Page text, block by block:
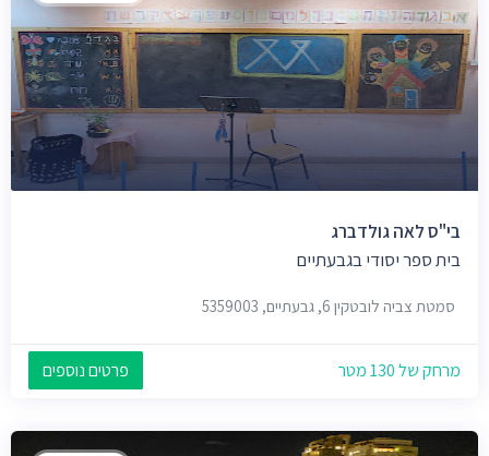
בי"ס לאה גולדברג
בית ספר יסודי בגבעתיים
סמטת צביה לובטקין 6, גבעתיים, 5359003
מרחק של 130 מטר פרטים נוספים